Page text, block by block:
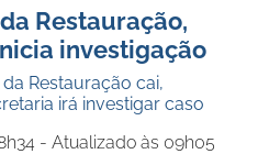
Restauração,
investigação
Restauração cai,
irá investigar caso
- Atualizado às 09h05